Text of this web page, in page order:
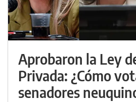
Aprobaron la Ley
Privada: ¿Cómo
senadores